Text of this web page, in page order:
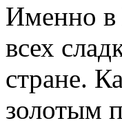
Именно в
всех
стране.
золотым